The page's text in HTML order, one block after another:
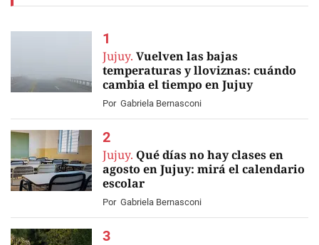
Jujuy. Vuelven las bajas
temperaturas y lloviznas: cuándo
cambia el tiempo en Jujuy
Por Gabriela Bernasconi
Jujuy. Qué días no hay clases en
agosto en Jujuy: mirá el calendario
escolar
Por Gabriela Bernasconi